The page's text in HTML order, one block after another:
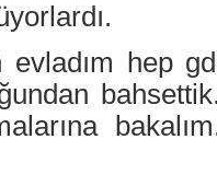
evladım hep